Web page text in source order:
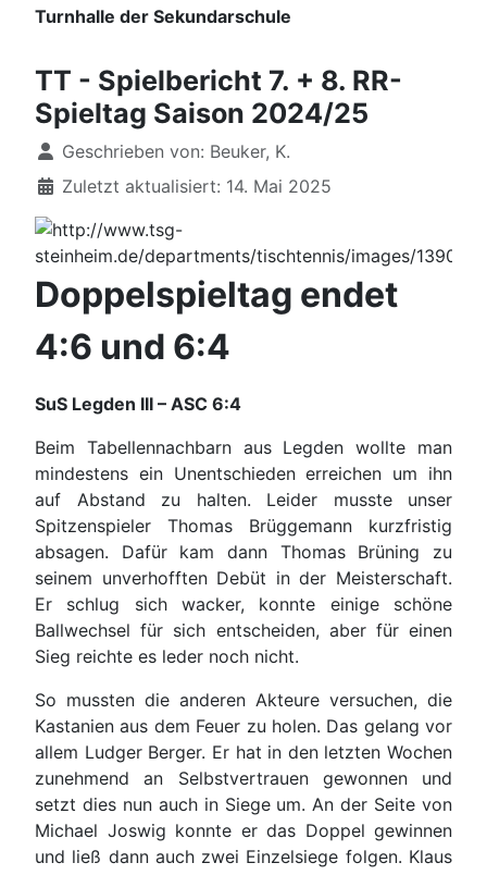
Turnhalle der Sekundarschule
TT - Spielbericht 7. + 8. RR-
Spieltag Saison 2024/25
DetailsGeschrieben von: Beuker, K.
Zuletzt aktualisiert: 14. Mai 2025
Doppelspieltag endet
4:6 und 6:4
SuS Legden III – ASC 6:4
Beim Tabellennachbarn aus Legden wollte man
mindestens ein Unentschieden erreichen um ihn
auf Abstand zu halten. Leider musste unser
Spitzenspieler Thomas Brüggemann kurzfristig
absagen. Dafür kam dann Thomas Brüning zu
seinem unverhofften Debüt in der Meisterschaft.
Er schlug sich wacker, konnte einige schöne
Ballwechsel für sich entscheiden, aber für einen
Sieg reichte es leder noch nicht.
So mussten die anderen Akteure versuchen, die
Kastanien aus dem Feuer zu holen. Das gelang vor
allem Ludger Berger. Er hat in den letzten Wochen
zunehmend an Selbstvertrauen gewonnen und
setzt dies nun auch in Siege um. An der Seite von
Michael Joswig konnte er das Doppel gewinnen
und ließ dann auch zwei Einzelsiege folgen. Klaus